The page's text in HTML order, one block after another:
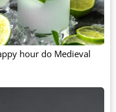
hour do Medieval